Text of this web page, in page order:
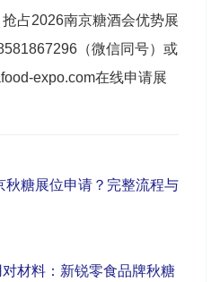
占2026南京糖酒会优势展
（微信同号）或
expo.com在线申请展
秋糖展位申请？完整流程与
材料：新锐零食品牌秋糖